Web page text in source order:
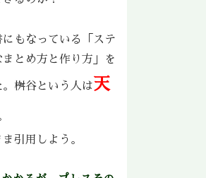
もなっている「ステ
とめ方と作り方」を
桝谷という人は天
引用しよう。